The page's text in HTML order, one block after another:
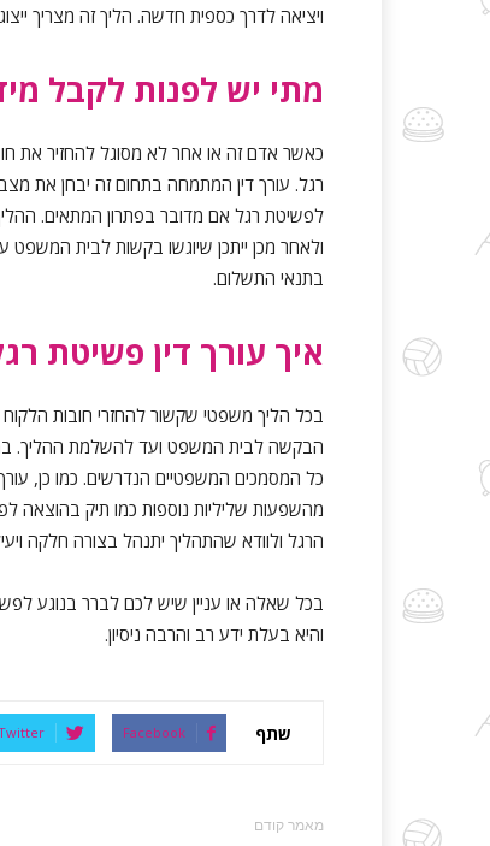
ויציאה לדרך כספית חדשה. הליך זה מצריך
מתי יש לפנות לקבל
כאשר אדם זה או אחר לא מסוגל להחזיר את
רגל. עורך דין המתמחה בתחום זה יבחן את
לפשיטת רגל אם מדובר בפתרון המתאים.
ולאחר מכן ייתכן שיוגשו בקשות לבית
בתנאי התשלום.
איך עורך דין פשיטת
בכל הליך משפטי שקשור להחזרי חובות הלקוח
הבקשה לבית המשפט ועד להשלמת ההליך.
כל המסמכים המשפטיים הנדרשים. כמו כן,
מהשפעות שליליות נוספות כמו תיק בהוצאה
הרגל ולוודא שהתהליך יתנהל בצורה חלקה
בכל שאלה או עניין שיש לכם לברר בנוגע
והיא בעלת ידע רב והרבה ניסיון.
שתף Facebook
מאמר קודם